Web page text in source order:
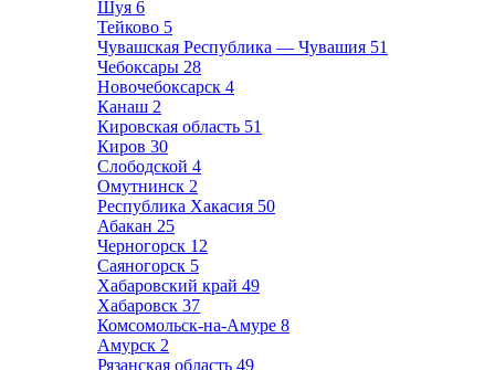
Шуя 6
Тейково 5
Чувашская Республика — Чувашия 51
Чебоксары 28
Новочебоксарск 4
Канаш 2
Кировская область 51
Киров 30
Слободской 4
Омутнинск 2
Республика Хакасия 50
Абакан 25
Черногорск 12
Саяногорск 5
Хабаровский край 49
Хабаровск 37
Комсомольск-на-Амуре 8
Амурск 2
Рязанская область 49